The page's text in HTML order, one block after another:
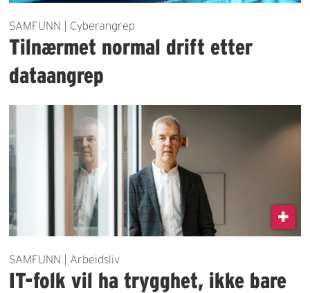
SAMFUNN | Cyberangrep
Tilnærmet normal drift etter
dataangrep
SAMFUNN | Arbeidsliv
IT-folk vil ha trygghet, ikke bare